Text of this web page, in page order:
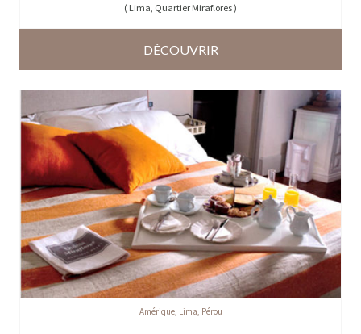
( Lima, Quartier Miraflores)
DÉCOUVRIR
Amérique, Lima, Pérou